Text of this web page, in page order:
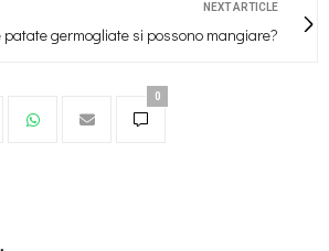
NEXT ARTICLE
patate germogliate si possono mangiare?
0